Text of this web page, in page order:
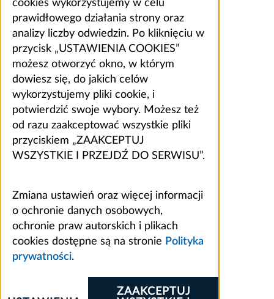
cookies wykorzystujemy w celu
prawidłowego działania strony oraz
analizy liczby odwiedzin. Po kliknięciu w
przycisk „USTAWIENIA COOKIES”
możesz otworzyć okno, w którym
dowiesz się, do jakich celów
wykorzystujemy pliki cookie, i
potwierdzić swoje wybory. Możesz też
od razu zaakceptować wszystkie pliki
przyciskiem „ZAAKCEPTUJ
WSZYSTKIE I PRZEJDŹ DO SERWISU”.
Zmiana ustawień oraz więcej informacji
o ochronie danych osobowych,
ochronie praw autorskich i plikach
cookies dostępne są na stronie Polityka
prywatności.
ZAAKCEPTUJ